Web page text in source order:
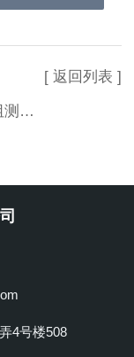
仪
[ 返回列表 ]
4号楼508